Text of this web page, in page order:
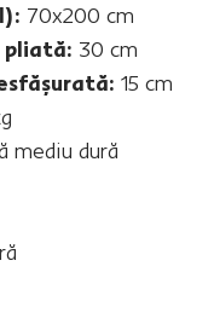
70x200 cm
pliată: 30 cm
15 cm
mediu dură